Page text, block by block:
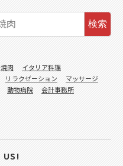
検索
焼肉
イタリア料理
リラクゼーション
マッサージ
動物病院
会計事務所
US!